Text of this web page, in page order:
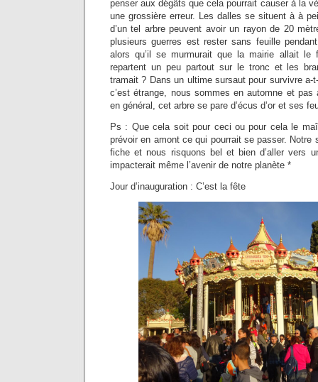
penser aux dégâts que cela pourrait causer à la
une grossière erreur. Les dalles se situent à à
d’un tel arbre peuvent avoir un rayon de 20
plusieurs guerres est rester sans feuille pendant
alors qu’il se murmurait que la mairie allait le
repartent un peu partout sur le tronc et les
tramait ? Dans un ultime sursaut pour survivre
c’est étrange, nous sommes en automne et pas
en général, cet arbre se pare d’écus d’or et ses
Ps : Que cela soit pour ceci ou pour cela le
prévoir en amont ce qui pourrait se passer. Notre
fiche et nous risquons bel et bien d’aller vers
impacterait même l’avenir de notre planète *
Jour d’inauguration : C’est la fête